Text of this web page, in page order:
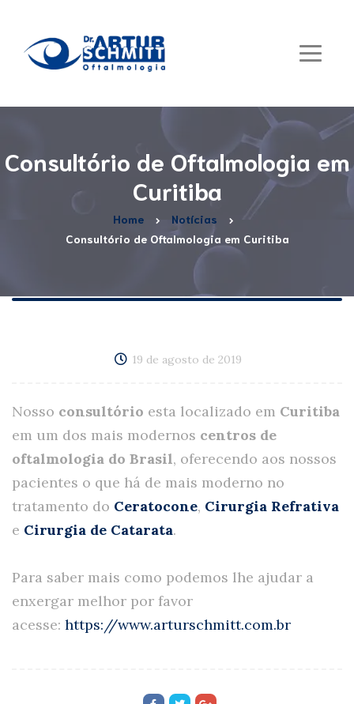
Consultório de Oftalmologia em
Curitiba
Home
Notícias
Consultório de Oftalmologia em Curitiba
19 de agosto de 2019
Nosso consultório esta localizado em Curitiba
em um dos mais modernos centros de
oftalmologia do Brasil, oferecendo aos nossos
pacientes o que há de mais moderno no
tratamento do Ceratocone, Cirurgia Refrativa
e Cirurgia de Catarata.
Para saber mais como podemos lhe ajudar a
enxergar melhor por favor
acesse: https://www.arturschmitt.com.br